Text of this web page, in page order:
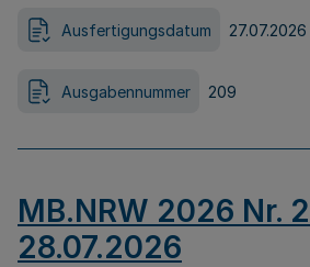
Ausfertigungsdatum 27.07.2026
Ausgabennummer 209
MB.NRW 2026 Nr.
28.07.2026